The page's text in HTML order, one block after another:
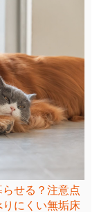
せる？注意点
にくい無垢床